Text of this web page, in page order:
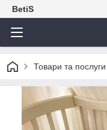
BetiS
Товари та послуги